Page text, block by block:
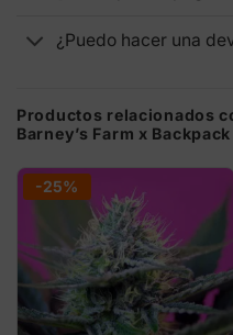
¿Puedo hacer una
Productos relacionados
Barney’s Farm x
-25%